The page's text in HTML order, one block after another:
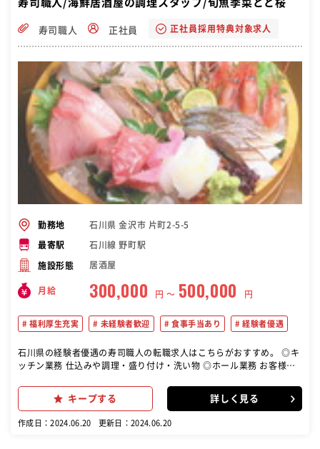
階を踏んで指導していきます。 （1年後） 店舗運営も調理技術も身に
れ管理責任者といったキャリアがあります。コツコツ現場で頑張って
いた寿司職人が独立開業してFC店舗の社長として経営をおこなってい
は魚をさばくのが8割！魚の種類が多くて飽きない仕事です＞ 「まぐ
ろ」「のどぐろ」「がす海老」「ぶり」…など、多くの魚を扱ってい
る当店。季節や年によっても扱う魚が違うので、いろいろな魚のさば
き方を覚えて、何年もかけてコツコツと努力し、プロの寿司職人を目
指せる楽しみがあります！また、寿司を握ったり、魚をさばく技術
は、無くならないし、今後も必要とされていくもの。手に職をつけた
い！何かのプロになりたい！という方にはピッタリです。
寿司職人/海鮮居酒屋の調理スタッフ/旬魚季菜とと桜
寿司職人 正社員 正社員採用特典対象求人
勤務地 石川県 金沢市 片町2-5-5
最寄駅 石川線 野町駅
施設形態 居酒屋
月給 300,000 円 〜 500,000 円
福利厚生充実 未経験者歓迎 食事手当あり 経験者優遇
石川県の経験者優遇の寿司職人の転職求人はこちらがおすすめ。 ◎キ
ッチン業務 仕込みや調理・盛り付け・洗い物 ◎ホール業務 お客様の
す まずは、あなたのスキルに合わせた業務からスタート！ 丁寧な実務
研修もあるので、ご安心ください◎後々は、 新しい業務にもどんどん
キープする 詳しく見る
作成日：2024.06.20 更新日：2024.06.20